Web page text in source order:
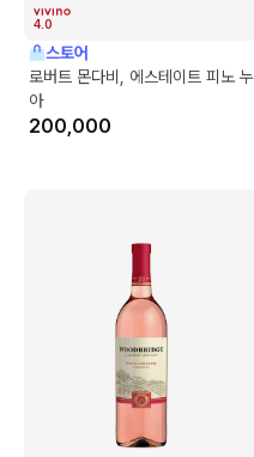
4.0
스토어
로버트 몬다비, 에스테이트 피노 누
아
200,000